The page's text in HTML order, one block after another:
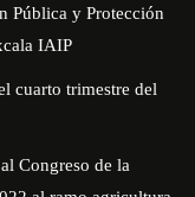
Pública y Protección
IAIP
cuarto trimestre del
Congreso de la